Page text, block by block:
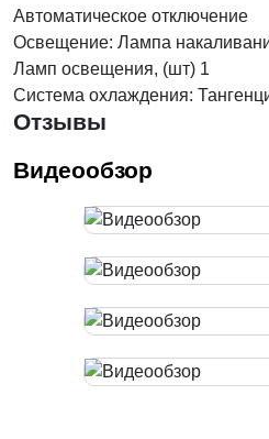
Автоматическое отключение
Освещение: Лампа
Ламп освещения, (шт) 1
Система охлаждения:
Отзывы
Видеообзор